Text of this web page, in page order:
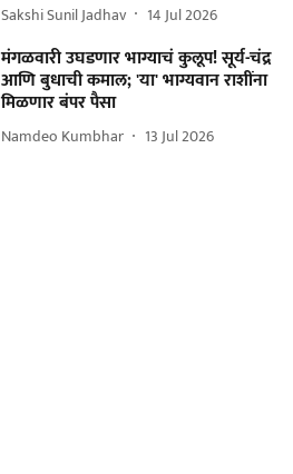
Sakshi Sunil Jadhav 14 Jul 2026
मंगळवारी उघडणार भाग्याचं कुलूप! सूर्य-चंद्र
आणि बुधाची कमाल; 'या' भाग्यवान राशींना
मिळणार बंपर पैसा
Namdeo Kumbhar 13 Jul 2026